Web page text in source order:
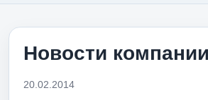
Новости
20.02.2014